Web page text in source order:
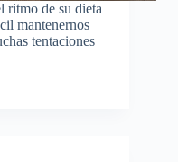
ritmo de su dieta
mantenernos
tentaciones